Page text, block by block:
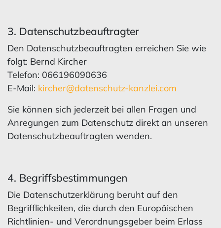
3. Datenschutzbeauftragter
Den Datenschutzbeauftragten erreichen Sie wie
folgt: Bernd Kircher
Telefon: 066196090636
E-Mail: kircher@datenschutz-kanzlei.com
Sie können sich jederzeit bei allen Fragen und
Anregungen zum Datenschutz direkt an unseren
Datenschutzbeauftragten wenden.
4. Begriffsbestimmungen
Die Datenschutzerklärung beruht auf den
Begrifflichkeiten, die durch den Europäischen
Richtlinien- und Verordnungsgeber beim Erlass